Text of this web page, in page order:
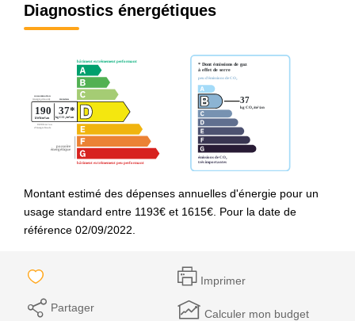
Diagnostics énergétiques
Montant estimé des dépenses annuelles d'énergie pour un
usage standard entre 1193€ et 1615€. Pour la date de
référence 02/09/2022.
Imprimer
Partager Calculer mon budget